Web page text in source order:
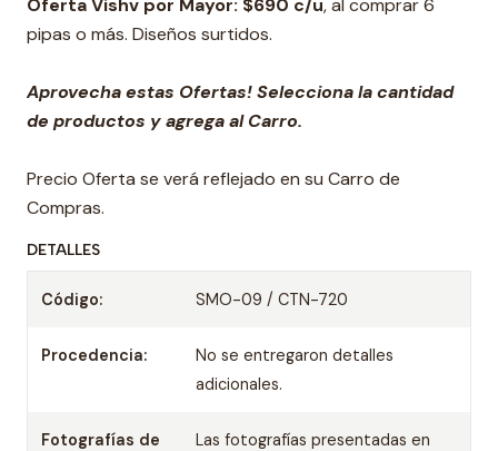
Oferta Vishv por Mayor: $690 c/u, al comprar 6
pipas o más. Diseños surtidos.
Aprovecha estas Ofertas! Selecciona la cantidad
de productos y agrega al Carro.
Precio Oferta se verá reflejado en su Carro de
Compras.
DETALLES
Código: SMO-09 / CTN-720
Procedencia:
No se entregaron detalles
adicionales.
Fotografías de
Las fotografías presentadas en